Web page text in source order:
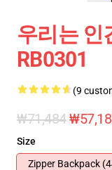
우리는 인
RB0301
(9
₩71,484
Size
Zipper Backpack